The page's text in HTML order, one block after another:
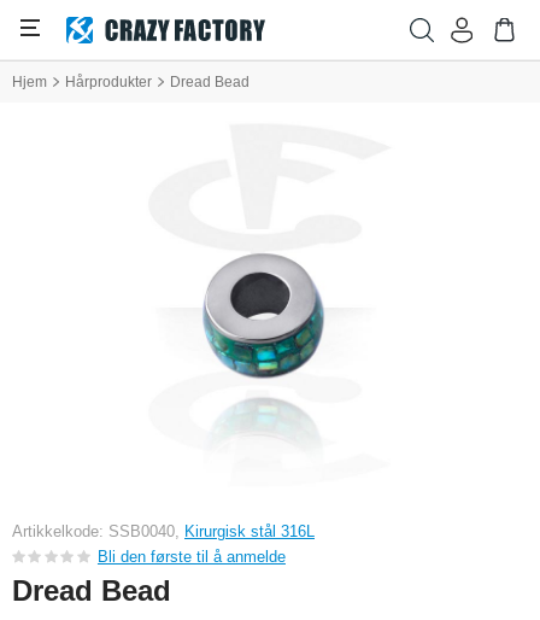
Hjem Hårprodukter Dread Bead
Artikkelkode: SSB0040, Kirurgisk stål 316L
Bli den første til å anmelde
Dread Bead